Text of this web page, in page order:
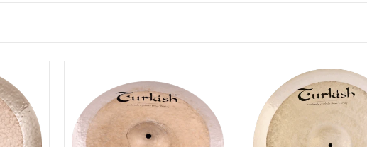
bijzonder geschikt voor blues, contemporary, progressive en
Hi-Hat met warme chick en volle projectie, een Ride
met donkere